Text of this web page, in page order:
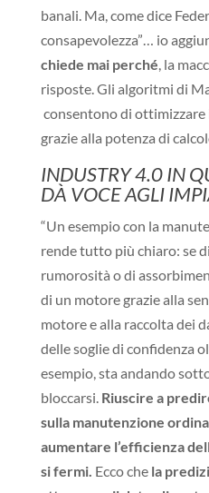
banali. Ma, come dice
consapevolezza”… io
chiede mai perché , la
risposte. Gli algoritmi di
consentono di ottimizzare
grazie alla potenza di
INDUSTRY 4.0 IN
DÀ VOCE AGLI
“Un esempio con la
rende tutto più chiaro: se
rumorosità o di
di un motore grazie alla
motore e alla raccolta dei
delle soglie di confidenza
esempio, sta andando
bloccarsi. Riuscire a
sulla manutenzione
aumentare l’efficienza
si fermi. Ecco che la